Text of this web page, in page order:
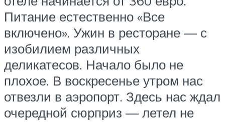
Питание естественно «Все
включено». Ужин в ресторане — с
изобилием различных
деликатесов. Начало было не
плохое. В воскресенье утром нас
отвезли в аэропорт. Здесь нас ждал
очередной сюрприз — летел не